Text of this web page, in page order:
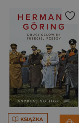
KSIĄŻKA